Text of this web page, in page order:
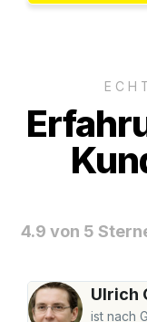
4.9 von 5
Ulrich
ist nach